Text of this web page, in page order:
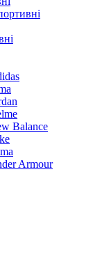
Balance
Armour